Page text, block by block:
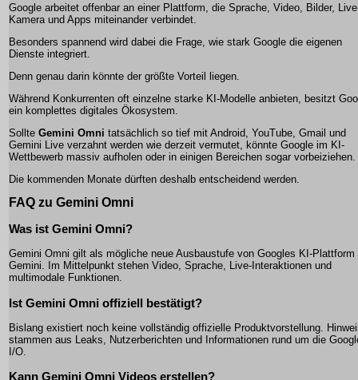
Google arbeitet offenbar an einer Plattform, die Sprache, Video, Bilder,
Kamera und Apps miteinander verbindet.
Besonders spannend wird dabei die Frage, wie stark Google die eigenen
Dienste integriert.
Denn genau darin könnte der größte Vorteil liegen.
Während Konkurrenten oft einzelne starke KI-Modelle anbieten, besitzt
ein komplettes digitales Ökosystem.
Sollte Gemini Omni tatsächlich so tief mit Android, YouTube, Gmail und
Gemini Live verzahnt werden wie derzeit vermutet, könnte Google im KI-
Wettbewerb massiv aufholen oder in einigen Bereichen sogar vorbeiziehen.
Die kommenden Monate dürften deshalb entscheidend werden.
FAQ zu Gemini Omni
Was ist Gemini Omni?
Gemini Omni gilt als mögliche neue Ausbaustufe von Googles KI-Plattform
Gemini. Im Mittelpunkt stehen Video, Sprache, Live-Interaktionen und
multimodale Funktionen.
Ist Gemini Omni offiziell bestätigt?
Bislang existiert noch keine vollständig offizielle Produktvorstellung.
stammen aus Leaks, Nutzerberichten und Informationen rund um die
I/O.
Kann Gemini Omni Videos erstellen?